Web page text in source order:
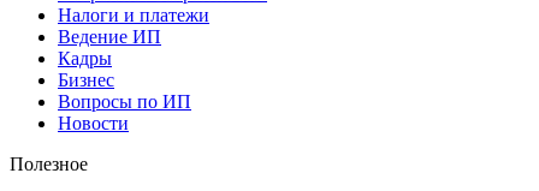
Налоги и платежи
Ведение ИП
Кадры
Бизнес
Вопросы по ИП
Новости
Полезное